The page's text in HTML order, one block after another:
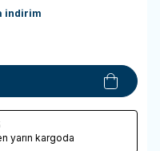
indirim
yarın kargoda